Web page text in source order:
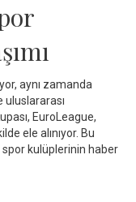
aynı zamanda
uluslararası
EuroLeague,
ele alınıyor. Bu
kulüplerinin haber